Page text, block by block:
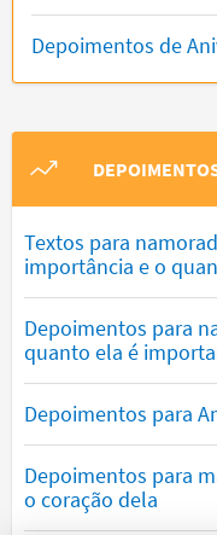
Depoimentos de
Textos para
importância e o
Depoimentos para
quanto ela é
Depoimentos para
Depoimentos para
o coração dela